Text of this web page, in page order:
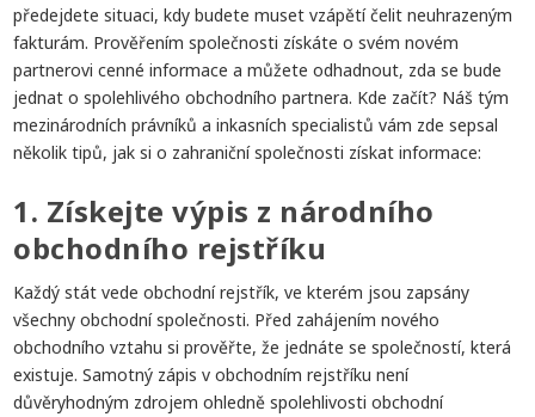
předejdete situaci, kdy budete muset vzápětí čelit neuhrazeným
fakturám. Prověřením společnosti získáte o svém novém
partnerovi cenné informace a můžete odhadnout, zda se bude
jednat o spolehlivého obchodního partnera. Kde začít? Náš tým
mezinárodních právníků a inkasních specialistů vám zde sepsal
několik tipů, jak si o zahraniční společnosti získat informace:
1. Získejte výpis z národního
obchodního rejstříku
Každý stát vede obchodní rejstřík, ve kterém jsou zapsány
všechny obchodní společnosti. Před zahájením nového
obchodního vztahu si prověřte, že jednáte se společností, která
existuje. Samotný zápis v obchodním rejstříku není
důvěryhodným zdrojem ohledně spolehlivosti obchodní